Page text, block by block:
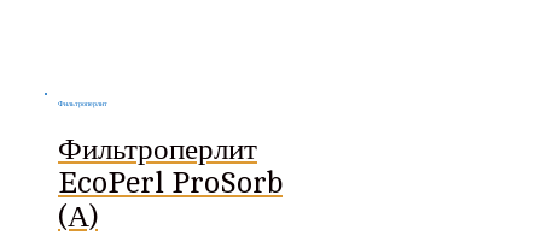
Фильтроперлит
Фильтроперлит
EcoPerl ProSorb
(А)